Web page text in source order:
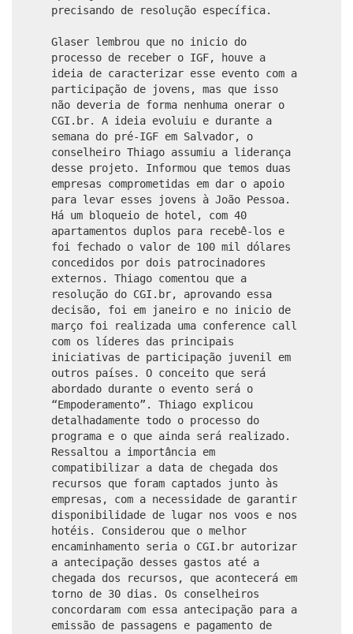
precisando de resolução específica.
Glaser lembrou que no inicio do
processo de receber o IGF, houve a
ideia de caracterizar esse evento com a
participação de jovens, mas que isso
não deveria de forma nenhuma onerar o
CGI.br. A ideia evoluiu e durante a
semana do pré-IGF em Salvador, o
conselheiro Thiago assumiu a liderança
desse projeto. Informou que temos duas
empresas comprometidas em dar o apoio
para levar esses jovens à João Pessoa.
Há um bloqueio de hotel, com 40
apartamentos duplos para recebê-los e
foi fechado o valor de 100 mil dólares
concedidos por dois patrocinadores
externos. Thiago comentou que a
resolução do CGI.br, aprovando essa
decisão, foi em janeiro e no inicio de
março foi realizada uma conference call
com os líderes das principais
iniciativas de participação juvenil em
outros países. O conceito que será
abordado durante o evento será o
“Empoderamento”. Thiago explicou
detalhadamente todo o processo do
programa e o que ainda será realizado.
Ressaltou a importância em
compatibilizar a data de chegada dos
recursos que foram captados junto às
empresas, com a necessidade de garantir
disponibilidade de lugar nos voos e nos
hotéis. Considerou que o melhor
encaminhamento seria o CGI.br autorizar
a antecipação desses gastos até a
chegada dos recursos, que acontecerá em
torno de 30 dias. Os conselheiros
concordaram com essa antecipação para a
emissão de passagens e pagamento de